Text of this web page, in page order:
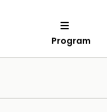
Program